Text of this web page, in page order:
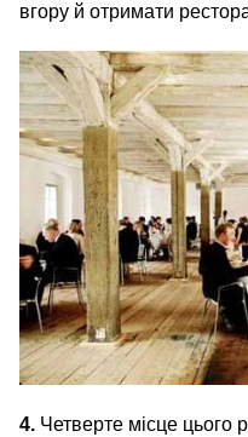
вгору й отримати
4. Четверте місце цього